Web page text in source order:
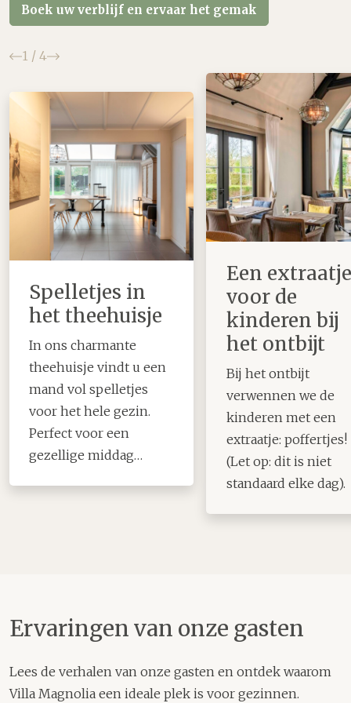
Boek uw verblijf en ervaar het gemak
Vorige
1 / 4 Volgende
Spelletjes in
het theehuisje
In ons charmante
theehuisje vindt u een
mand vol spelletjes
voor het hele gezin.
Perfect voor een
gezellige middag
Een extraatje
voor de
kinderen bij
het ontbijt
Bij het ontbijt
verwennen we de
kinderen met een
extraatje: poffertjes!
(Let op: dit is niet
standaard elke dag).
Ervaringen van onze gasten
Lees de verhalen van onze gasten en ontdek waarom
Villa Magnolia een ideale plek is voor gezinnen.